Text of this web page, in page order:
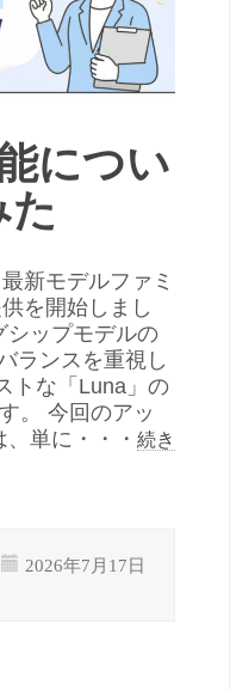
につい
新モデルファミ
を開始しまし
シップモデルの
ランスを重視し
トな「Luna」の
。 今回のアッ
単に・・・ 続き
2026年7月17日